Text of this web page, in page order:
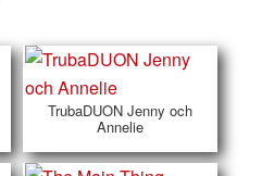
TrubaDUON Jenny och
Annelie